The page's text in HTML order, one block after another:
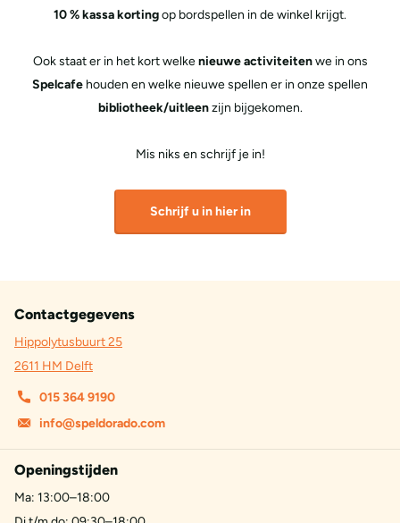
10 % kassa kortingop bordspellen in de winkel krijgt.
Ook staat er in het kort welkenieuwe activiteitenwe in ons
Spelcafe houden en welke nieuwe spellen er in onze spellen
bibliotheek/uitleenzijn bijgekomen.
Mis niks en schrijf je in!
Schrijf u in hier in
Contactgegevens
Hippolytusbuurt 25
2611 HM Delft
015 364 9190
info@speldorado.com
Openingstijden
Ma: 13:00–18:00